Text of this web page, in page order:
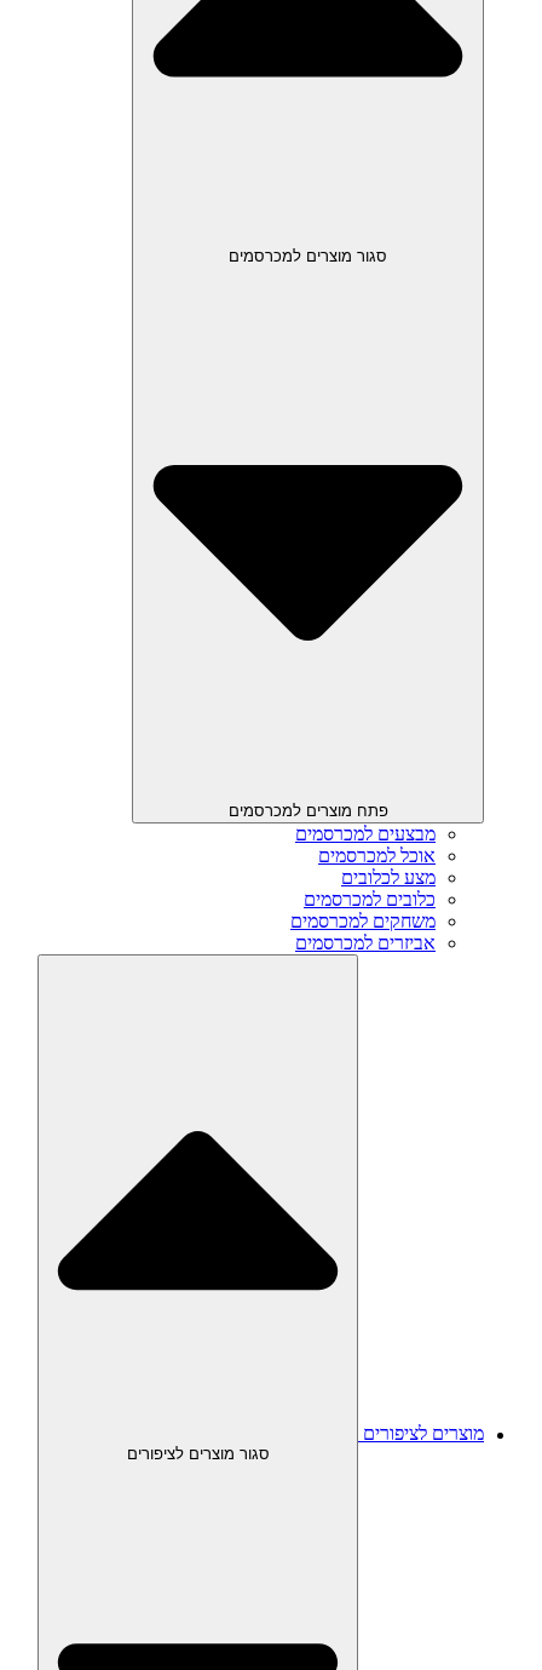
סגור מוצרים למכרסמים
פתח מוצרים למכרסמים
מבצעים למכרסמים
אוכל למכרסמים
מצע לכלובים
כלובים למכרסמים
משחקים למכרסמים
אביזרים למכרסמים
מוצרים לציפורים
סגור מוצרים לציפורים